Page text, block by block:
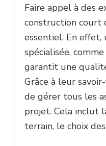
Faire appel à des
construction court
essentiel. En effet,
spécialisée,
garantit une
Grâce à leur
de gérer tous les
projet. Cela inclut
terrain, le choix